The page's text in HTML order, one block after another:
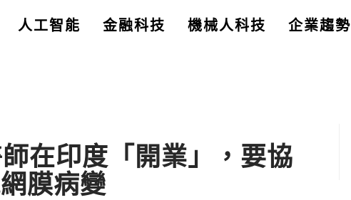
人工智能 金融科技 機械人科技 企業趨勢
在印度「開業」，要協
膜病變